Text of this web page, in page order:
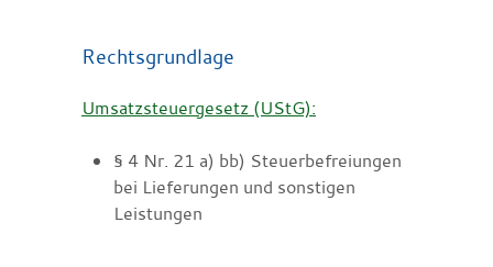
Rechtsgrundlage
Umsatzsteuergesetz (UStG):
§ 4 Nr. 21 a) bb) Steuerbefreiungen
bei Lieferungen und sonstigen
Leistungen